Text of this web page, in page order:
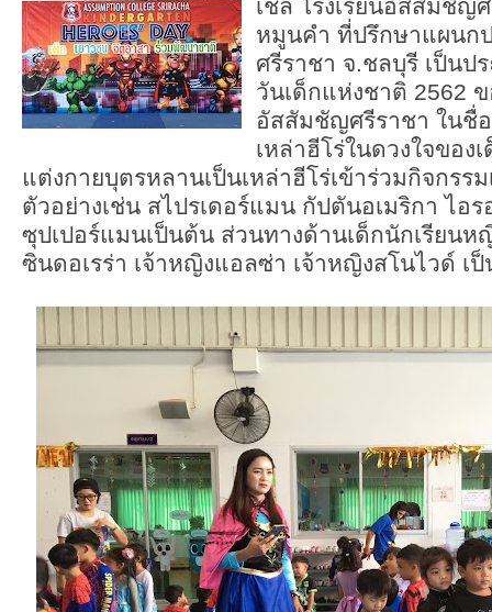
เชลี โรงเรียนอัสสัมชั
หมูนคำ ที่ปรึกษาแผนก
ศรีราชา จ.ชลบุรี เป็นป
วันเด็กแห่งชาติ 2562
อัสสัมชัญศรีราชา ในชื่
เหล่าฮีโร่ในดวงใจของ
แต่งกายบุตรหลานเป็นเหล่าฮีโร่เข้าร่วมกิจกรร
ตัวอย่างเช่น สไปรเดอร์แมน กัปตันอเมริกา ไ
ซุปเปอร์แมนเป็นต้น ส่วนทางด้านเด็กนักเรียนห
ซินดอเรร่า เจ้าหญิงแอลซ่า เจ้าหญิงสโนไวด์ เ